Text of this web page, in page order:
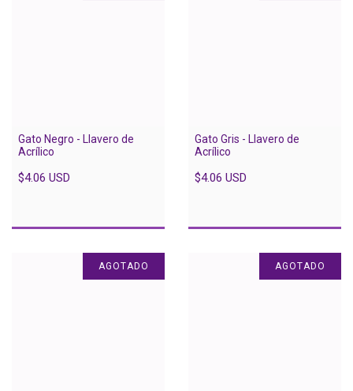
Gato Negro - Llavero de
Acrílico
$4.06 USD
Gato Gris - Llavero de
Acrílico
$4.06 USD
AGOTADO AGOTADO